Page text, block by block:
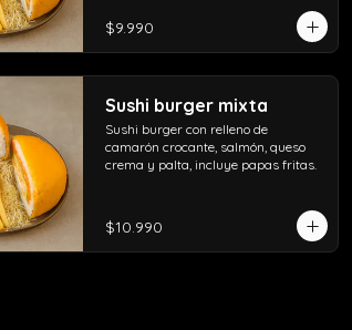
$9.990
Sushi burger mixta
Sushi burger con relleno de
camarón crocante, salmón, queso
crema y palta, incluye papas fritas.
$10.990